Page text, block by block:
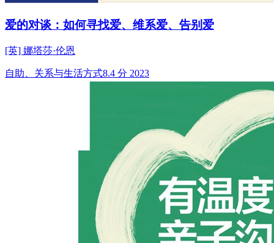
爱的对谈：如何寻找爱、维系爱、告别爱
[英] 娜塔莎·伦恩
自助、关系与生活方式8.4 分 2023